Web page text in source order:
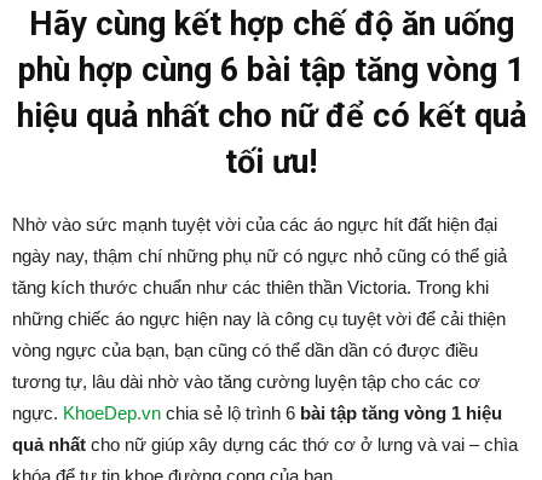
Hãy cùng kết hợp chế độ ăn uống
phù hợp cùng 6 bài tập tăng vòng 1
hiệu quả nhất cho nữ để có kết quả
tối ưu!
Nhờ vào sức mạnh tuyệt vời của các áo ngực hít đất hiện đại
ngày nay, thậm chí những phụ nữ có ngực nhỏ cũng có thể giả
tăng kích thước chuẩn như các thiên thần Victoria. Trong khi
những chiếc áo ngực hiện nay là công cụ tuyệt vời để cải thiện
vòng ngực của bạn, bạn cũng có thể dần dần có được điều
tương tự, lâu dài nhờ vào tăng cường luyện tập cho các cơ
ngực. KhoeDep.vn chia sẻ lộ trình 6 bài tập tăng vòng 1 hiệu
quả nhất cho nữ giúp xây dựng các thớ cơ ở lưng và vai – chìa
khóa để tự tin khoe đường cong của bạn.